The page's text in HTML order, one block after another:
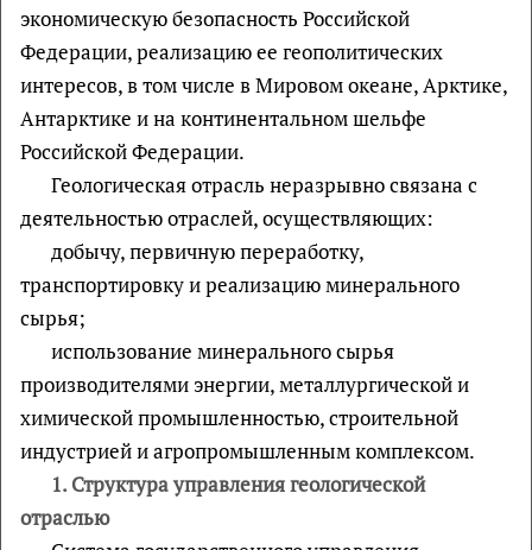
экономическую безопасность Российской
Федерации, реализацию ее геополитических
интересов, в том числе в Мировом океане, Арктике,
Антарктике и на континентальном шельфе
Российской Федерации.
Геологическая отрасль неразрывно связана с
деятельностью отраслей, осуществляющих:
добычу, первичную переработку,
транспортировку и реализацию минерального
сырья;
использование минерального сырья
производителями энергии, металлургической и
химической промышленностью, строительной
индустрией и агропромышленным комплексом.
1. Структура управления геологической
отраслью